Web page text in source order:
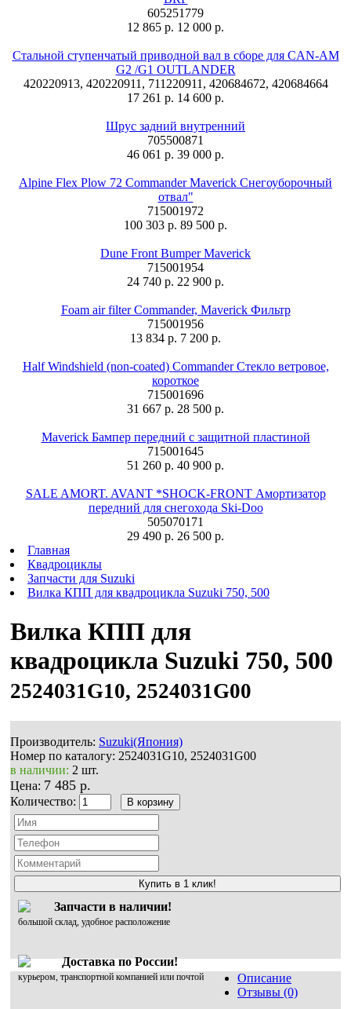
605251779
12 865 р. 12 000 р.
Стальной ступенчатый приводной вал в сборе для CAN-AM
G2 /G1 OUTLANDER
420220913, 420220911, 711220911, 420684672, 420684664
17 261 р. 14 600 р.
Шрус задний внутренний
705500871
46 061 р. 39 000 р.
Alpine Flex Plow 72 Commander Maverick Снегоуборочный
отвал"
715001972
100 303 р. 89 500 р.
Dune Front Bumper Maverick
715001954
24 740 р. 22 900 р.
Foam air filter Commander, Maverick Фильтр
715001956
13 834 р. 7 200 р.
Half Windshield (non-coated) Commander Стекло ветровое,
короткое
715001696
31 667 р. 28 500 р.
Maverick Бампер передний с защитной пластиной
715001645
51 260 р. 40 900 р.
SALE AMORT. AVANT *SHOCK-FRONT Амортизатор
передний для снегохода Ski-Doo
505070171
29 490 р. 26 500 р.
Главная
Квадроциклы
Запчасти для Suzuki
Вилка КПП для квадроцикла Suzuki 750, 500
Вилка КПП для
квадроцикла Suzuki 750, 500
2524031G10, 2524031G00
Производитель: Suzuki(Япония)
Номер по каталогу: 2524031G10, 2524031G00
в наличии: 2 шт.
Цена: 7 485 р.
Количество:
Купить в 1 клик!
Запчасти в наличии!
большой склад, удобное расположение
Доставка по России!
курьером, транспортной компанией или почтой
Описание
Отзывы (0)